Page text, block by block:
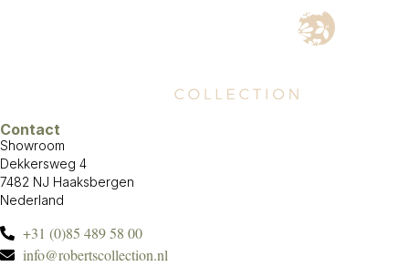
Contact
Showroom
Dekkersweg 4
7482 NJ Haaksbergen
Nederland
+31 (0)85 489 58 00
info@robertscollection.nl